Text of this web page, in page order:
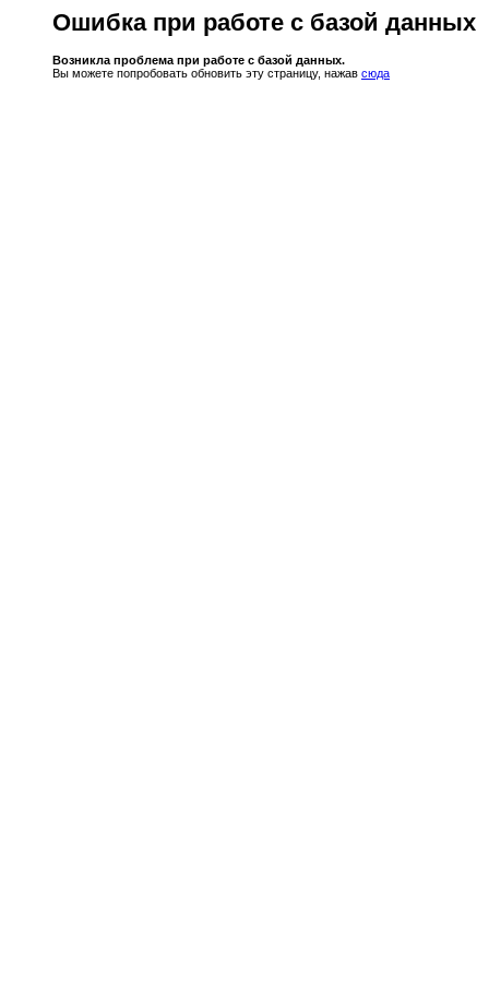
Ошибка при работе с базой данных
Возникла проблема при работе с базой данных.
Вы можете попробовать обновить эту страницу, нажав сюда